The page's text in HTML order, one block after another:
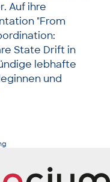
Auf ihre
"From
State Drift in
lebhafte
und